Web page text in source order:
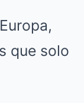
que solo